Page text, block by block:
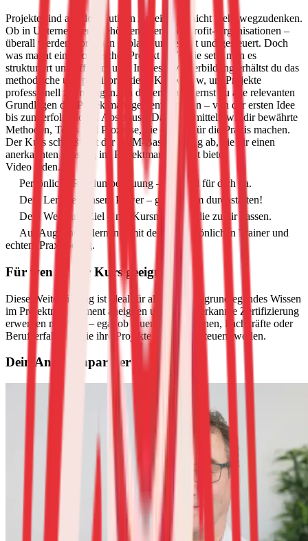
Projekte sind aus der heutigen Arbeitswelt nicht mehr wegzudenken.
Ob in Unternehmen, Behörden oder Non-Profit-Organisationen –
überall werden Vorhaben geplant, umgesetzt und gesteuert. Doch
was macht ein erfolgreiches Projekt aus? Wie setzt man es
strukturiert und effizient um? In dieser Weiterbildung erhältst du das
methodische und praxisorientierte Know-how, um Projekte
professionell zu managen.
In diesem Kurs lernst du alle relevanten
Grundlagen des Projektmanagements kennen – von der ersten Idee
bis zum erfolgreichen Abschluss. Dabei vermitteln wir dir bewährte
Methoden, Tools und Prozesse, die dich fit für die Praxis machen.
Der Kurs schließt mit der GPM-Basisprüfung ab, die dir einen
anerkannten Einstieg ins Projektmanagement bietet.
Video laden...
Persönliche Rundumbetreuung – wir sind für dich da.
Dein Lernziel, unsere Power – gemeinsam durchstarten!
Dein Weg zum Ziel – mit Kursmodulen, die zu dir passen.
Auf Augenhöhe lernen – mit deinem persönlichen Trainer und
echtem Praxisbezug.
Für wen ist der Kurs geeignet?
Diese Weiterbildung ist ideal für alle, die sich grundlegendes Wissen
im Projektmanagement aneignen und eine anerkannte Zertifizierung
erwerben möchten – egal ob QuereinsteigerInnen, Fachkräfte oder
Berufserfahrene, die ihre Projekte effizienter steuern wollen.
Dein Ansprechpartner